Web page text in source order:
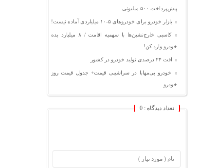
پیش‌پرداخت ۵۰۰ میلیونی
بازار خودرو برای خودروهای ۵-۱۰ میلیاردی آماده نیست!
کاسبی خارج‌نشین‌ها با سهمیه اقامت / ۸ میلیارد بده
خودرو وارد کن!
افت ۲۴ درصدی تولید خودرو در کشور
خودرو بی‌مهابا در سراشیبی قیمت+ جدول قیمت روز
خودرو
تعداد دیدگاه : 0